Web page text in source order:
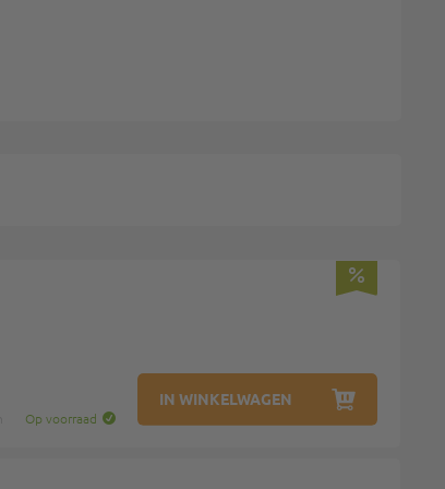
Op voorraad
IN WINKELWAGEN